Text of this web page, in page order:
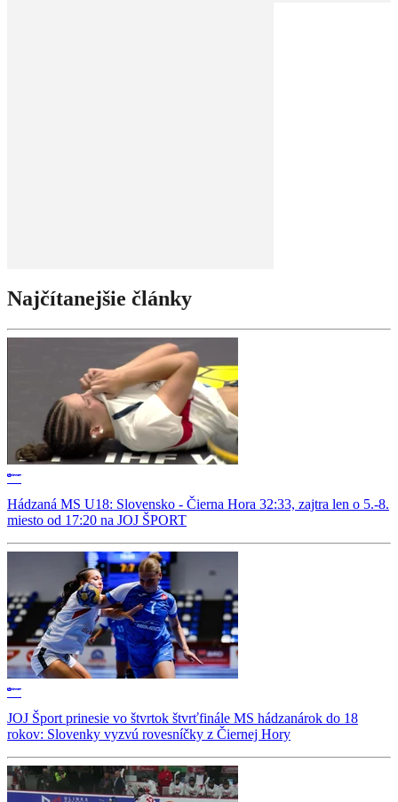
Najčítanejšie články
Hádzaná MS U18: Slovensko - Čierna Hora 32:33, zajtra len o 5.-8.
miesto od 17:20 na JOJ ŠPORT
JOJ Šport prinesie vo štvrtok štvrťfinále MS hádzanárok do 18
rokov: Slovenky vyzvú rovesníčky z Čiernej Hory